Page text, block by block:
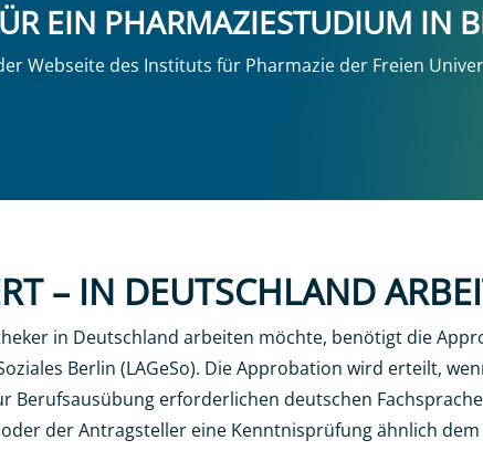
EIN PHARMAZIESTUDIUM IN
Webseite des Instituts für Pharmazie der Freien
– IN DEUTSCHLAND
in Deutschland arbeiten möchte, benötigt die
Berlin (LAGeSo). Die Approbation wird erteilt,
Berufsausübung erforderlichen deutschen
der Antragsteller eine Kenntnisprüfung ähnlich